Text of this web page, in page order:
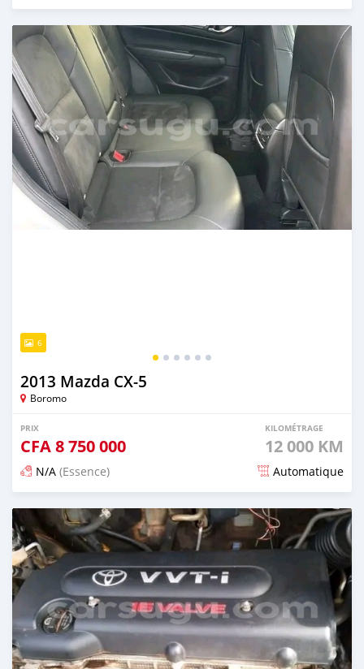
Publié il y a 6 mois
6
2013 Mazda CX-5
Boromo
PRIX
CFA8 750 000
KILOMÉTRAGE
12 000 KM
N/A (Essence) Automatique
Publié il y a 6 mois